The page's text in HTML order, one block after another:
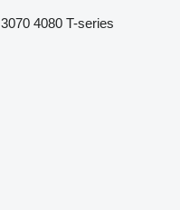
3070 4080 T-series